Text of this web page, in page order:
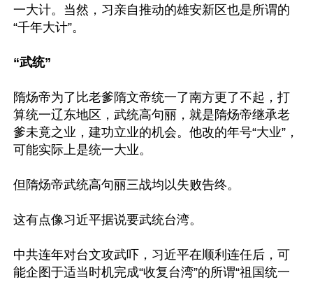
一大计。当然，习亲自推动的雄安新区也是所谓的
“千年大计”。
“武统”
隋炀帝为了比老爹隋文帝统一了南方更了不起，打
算统一辽东地区，武统高句丽，就是隋炀帝继承老
爹未竟之业，建功立业的机会。他改的年号“大业”，
可能实际上是统一大业。
但隋炀帝武统高句丽三战均以失败告终。
这有点像习近平据说要武统台湾。
中共连年对台文攻武吓，习近平在顺利连任后，可
能企图于适当时机完成“收复台湾”的所谓“祖国统一